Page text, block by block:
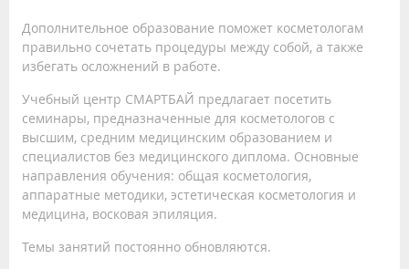
Дополнительное образование поможет косметологам
правильно сочетать процедуры между собой, а также
избегать осложнений в работе.
Учебный центр СМАРТБАЙ предлагает посетить
семинары, предназначенные для косметологов с
высшим, средним медицинским образованием и
специалистов без медицинского диплома. Основные
направления обучения: общая косметология,
аппаратные методики, эстетическая косметология и
медицина, восковая эпиляция.
Темы занятий постоянно обновляются.